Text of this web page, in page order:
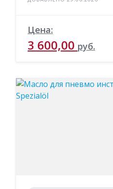
Цена:
3 600,00 руб.